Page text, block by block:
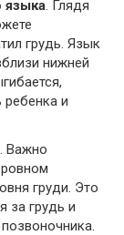
языка. Глядя
грудь. Язык
нижней
ребенка и
. Важно
груди. Это
за грудь и